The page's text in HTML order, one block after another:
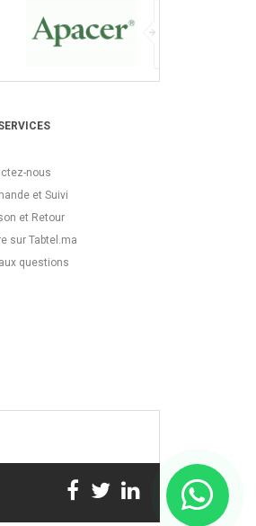
nous
et Suivi
et Retour
sur Tabtel.ma
questions